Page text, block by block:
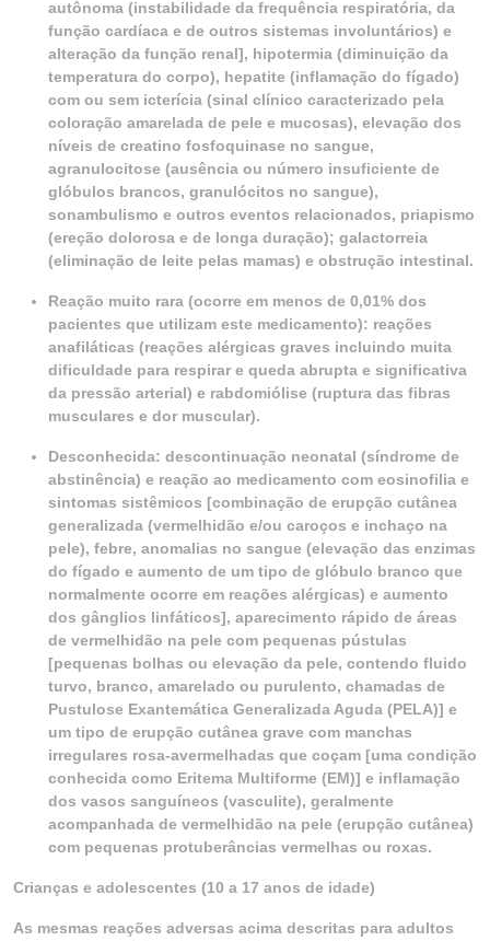
autônoma (instabilidade da frequência respiratória, da
função cardíaca e de outros sistemas involuntários) e
alteração da função renal], hipotermia (diminuição da
temperatura do corpo), hepatite (inflamação do fígado)
com ou sem icterícia (sinal clínico caracterizado pela
coloração amarelada de pele e mucosas), elevação dos
níveis de creatino fosfoquinase no sangue,
agranulocitose (ausência ou número insuficiente de
glóbulos brancos, granulócitos no sangue),
sonambulismo e outros eventos relacionados, priapismo
(ereção dolorosa e de longa duração); galactorreia
(eliminação de leite pelas mamas) e obstrução intestinal.
Reação muito rara (ocorre em menos de 0,01% dos
pacientes que utilizam este medicamento): reações
anafiláticas (reações alérgicas graves incluindo muita
dificuldade para respirar e queda abrupta e significativa
da pressão arterial) e rabdomiólise (ruptura das fibras
musculares e dor muscular).
Desconhecida: descontinuação neonatal (síndrome de
abstinência) e reação ao medicamento com eosinofilia e
sintomas sistêmicos [combinação de erupção cutânea
generalizada (vermelhidão e/ou caroços e inchaço na
pele), febre, anomalias no sangue (elevação das enzimas
do fígado e aumento de um tipo de glóbulo branco que
normalmente ocorre em reações alérgicas) e aumento
dos gânglios linfáticos], aparecimento rápido de áreas
de vermelhidão na pele com pequenas pústulas
[pequenas bolhas ou elevação da pele, contendo fluido
turvo, branco, amarelado ou purulento, chamadas de
Pustulose Exantemática Generalizada Aguda (PELA)] e
um tipo de erupção cutânea grave com manchas
irregulares rosa-avermelhadas que coçam [uma condição
conhecida como Eritema Multiforme (EM)] e inflamação
dos vasos sanguíneos (vasculite), geralmente
acompanhada de vermelhidão na pele (erupção cutânea)
com pequenas protuberâncias vermelhas ou roxas.
Crianças e adolescentes (10 a 17 anos de idade)
As mesmas reações adversas acima descritas para adultos